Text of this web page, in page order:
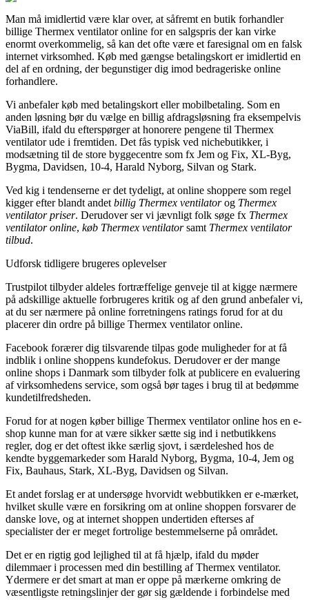
Man må imidlertid være klar over, at såfremt en butik forhandler
billige Thermex ventilator online for en salgspris der kan virke
enormt overkommelig, så kan det ofte være et faresignal om en falsk
internet virksomhed. Køb med gængse betalingskort er imidlertid en
del af en ordning, der begunstiger dig imod bedrageriske online
forhandlere.
Vi anbefaler køb med betalingskort eller mobilbetaling. Som en
anden løsning bør du vælge en billig afdragsløsning fra eksempelvis
ViaBill, ifald du efterspørger at honorere pengene til Thermex
ventilator ude i fremtiden. Det fås typisk ved nichebutikker, i
modsætning til de store byggecentre som fx Jem og Fix, XL-Byg,
Bygma, Davidsen, 10-4, Harald Nyborg, Silvan og Stark.
Ved kig i tendenserne er det tydeligt, at online shoppere som regel
kigger efter blandt andet billig Thermex ventilatorog Thermex
ventilator priser. Derudover ser vi jævnligt folk søge fx Thermex
ventilator online, køb Thermex ventilatorsamt Thermex ventilator
tilbud.
Udforsk tidligere brugeres oplevelser
Trustpilot tilbyder aldeles fortræffelige genveje til at kigge nærmere
på adskillige aktuelle forbrugeres kritik og af den grund anbefaler vi,
at du ser nærmere på online forretningens ratings forud for at du
placerer din ordre på billige Thermex ventilator online.
Facebook forærer dig tilsvarende tilpas gode muligheder for at få
indblik i online shoppens kundefokus. Derudover er der mange
online shops i Danmark som tilbyder folk at publicere en evaluering
af virksomhedens service, som også bør tages i brug til at bedømme
kundetilfredsheden.
Forud for at nogen køber billige Thermex ventilator online hos en e-
shop kunne man for at være sikker sætte sig ind i netbutikkens
regler, dog er det oftest ikke særlig sjovt, i særdeleshed hos de
kendte byggemarkeder som Harald Nyborg, Bygma, 10-4, Jem og
Fix, Bauhaus, Stark, XL-Byg, Davidsen og Silvan.
Et andet forslag er at undersøge hvorvidt webbutikken er e-mærket,
hvilket skulle være en forsikring om at online shoppen forsvarer de
danske love, og at internet shoppen undertiden efterses af
specialister der er meget fortrolige bestemmelserne på området.
Det er en rigtig god lejlighed til at få hjælp, ifald du møder
dilemmaer i processen med din bestilling af Thermex ventilator.
Ydermere er det smart at man er oppe på mærkerne omkring de
væsentligste retningslinjer der gør sig gældende i forbindelse med